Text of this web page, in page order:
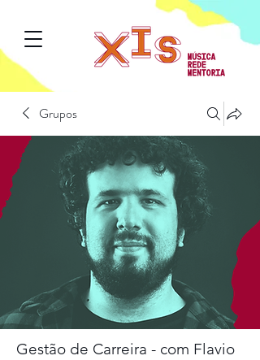
Grupos
Gestão de Carreira - com Flavio